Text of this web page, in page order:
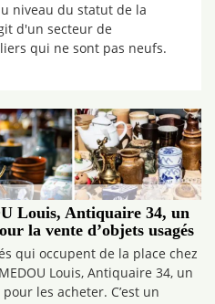
niveau du statut de la
d'un secteur de
qui ne sont pas neufs.
Louis, Antiquaire 34, un
la vente d’objets usagés
qui occupent de la place chez
Louis, Antiquaire 34, un
les acheter. C’est un